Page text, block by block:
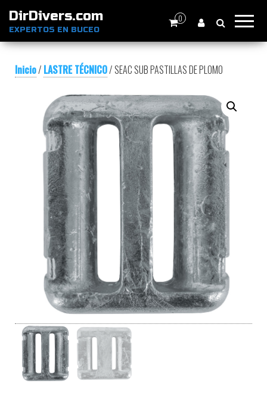
DirDivers.com
EXPERTOS EN BUCEO
0
Inicio/ LASTRE TÉCNICO/ SEAC SUB PASTILLAS DE PLOMO